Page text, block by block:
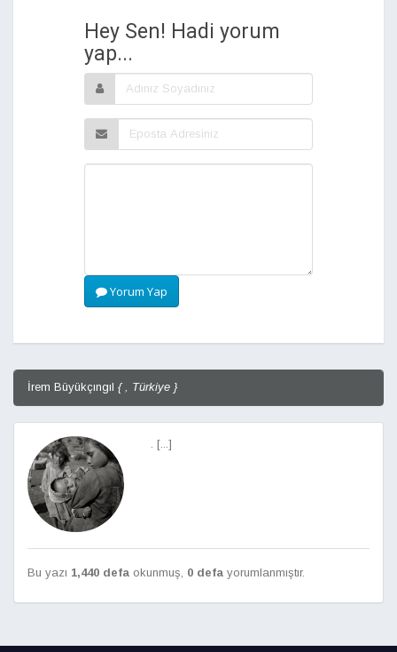
Hey Sen! Hadi yorum
yap...
Yorum Yap
İrem Büyükçıngıl { , Türkiye }
. [...]
Bu yazı 1,440 defa okunmuş, 0 defa yorumlanmıştır.